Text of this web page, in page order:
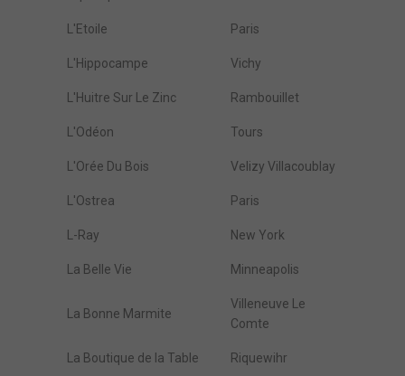
L'Etoile Paris
L'Hippocampe Vichy
L'Huitre Sur Le Zinc Rambouillet
L'Odéon Tours
L'Orée Du Bois Velizy Villacoublay
L'Ostrea Paris
L-Ray New York
La Belle Vie Minneapolis
La Bonne Marmite
Villeneuve Le
Comte
La Boutique de la Table Riquewihr